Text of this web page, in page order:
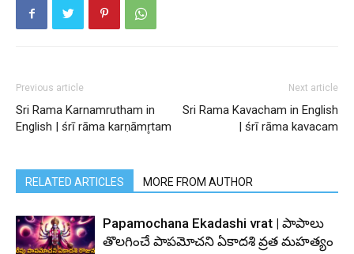
Previous article
Sri Rama Karnamrutham in
English | śrī rāma karṇāmr̥tam
Next article
Sri Rama Kavacham in English
| śrī rāma kavacam
RELATED ARTICLES MORE FROM AUTHOR
Papamochana Ekadashi vrat | పాపాలు
తొలగించే పాపమోచని ఏకాదశి వ్రత మహత్యం